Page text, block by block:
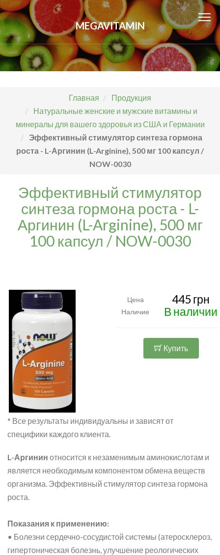
MEGAVITAMIN
Главная
Продукция
Натуральные женские и мужские витамины и
минералы для вашего здоровья из США и Германии
Эффективный стимулятор синтеза гормона
роста - L-Аргинин (L-Arginine), 500 мг 100 капсул /
NOW-0030
Эффективный стимулятор
синтеза гормона роста - L-
Аргинин (L-Arginine), 500 мг
100 капсул / NOW-0030
Цена 445 грн
Наличие В наличии
Купить
* Все результаты индивидуальны и зависят от
специфики каждого клиента.
L-Аргинин относится к незаменимым аминокислотам и
является необходимым компонентом обмена веществ
организма. Эффективный стимулятор синтеза гормона
роста.
Показания к применению:
• Болезни сердечно-сосудистой системы (атеросклероз,
гипертоническая болезнь, улучшение реологических